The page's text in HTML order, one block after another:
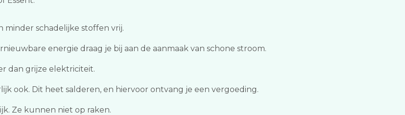
schadelijke stoffen vrij.
energie draag je bij aan de aanmaak van schone stroom.
dan grijze elektriciteit.
ook. Dit heet salderen, en hiervoor ontvang je een vergoeding.
Ze kunnen niet op raken.